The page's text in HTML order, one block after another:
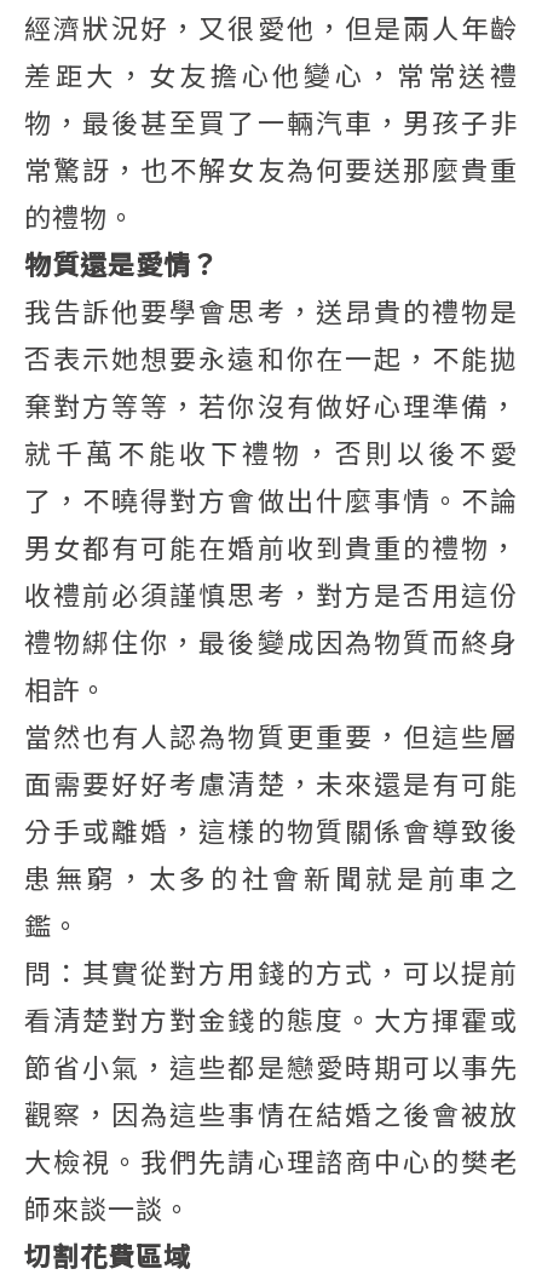
經濟狀況好，又很愛他，但是兩人年齡
差距大，女友擔心他變心，常常送禮
物，最後甚至買了一輛汽車，男孩子非
常驚訝，也不解女友為何要送那麼貴重
的禮物。
物質還是愛情？
我告訴他要學會思考，送昂貴的禮物是
否表示她想要永遠和你在一起，不能拋
棄對方等等，若你沒有做好心理準備，
就千萬不能收下禮物，否則以後不愛
了，不曉得對方會做出什麼事情。不論
男女都有可能在婚前收到貴重的禮物，
收禮前必須謹慎思考，對方是否用這份
禮物綁住你，最後變成因為物質而終身
相許。
當然也有人認為物質更重要，但這些層
面需要好好考慮清楚，未來還是有可能
分手或離婚，這樣的物質關係會導致後
患無窮，太多的社會新聞就是前車之
鑑。
問：其實從對方用錢的方式，可以提前
看清楚對方對金錢的態度。大方揮霍或
節省小氣，這些都是戀愛時期可以事先
觀察，因為這些事情在結婚之後會被放
大檢視。我們先請心理諮商中心的樊老
師來談一談。
切割花費區域